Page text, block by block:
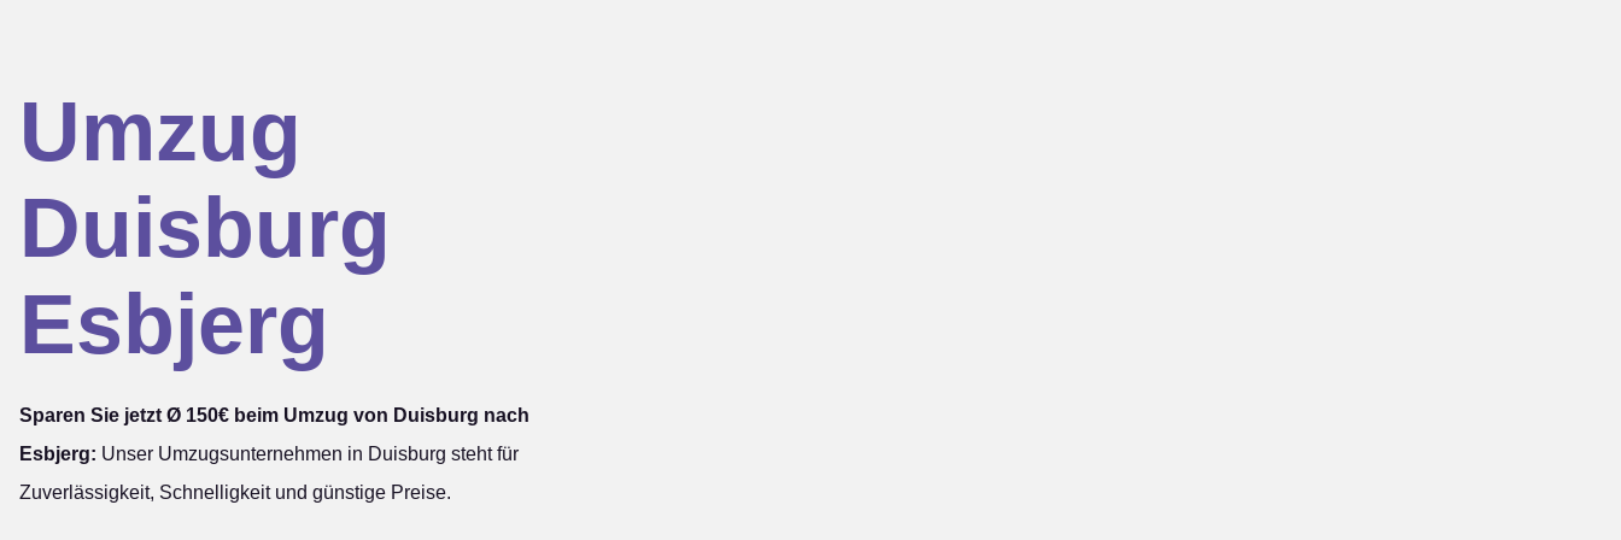
Umzug
Duisburg
Esbjerg
Sparen Sie jetzt Ø 150€ beim Umzug von Duisburg nach
Esbjerg: Unser Umzugsunternehmen in Duisburg steht für
Zuverlässigkeit, Schnelligkeit und günstige Preise.